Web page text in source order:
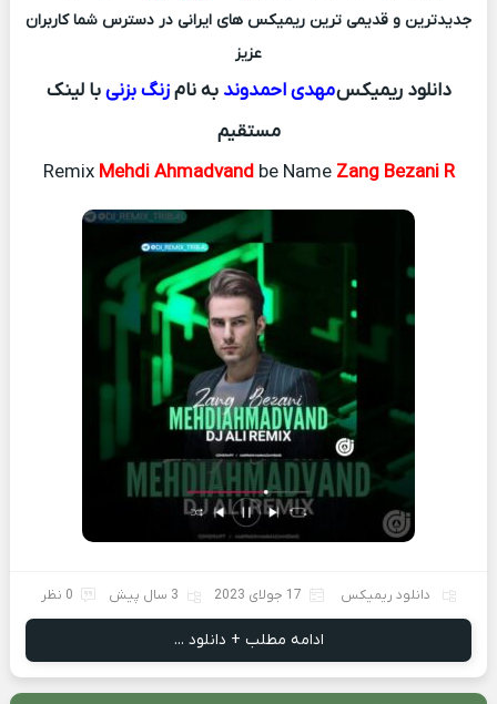
جدیدترین و قدیمی ترین ریمیکس های ایرانی در دسترس شما کاربران
عزیز
دانلود ریمیکسمهدی احمدوند به نامزنگ بزنیبا لینک
مستقیم
Remix Mehdi Ahmadvand be NameZang Bezani R
دانلود ریمیکس 17 جولای 2023 3 سال پیش 0 نظر
ادامه مطلب + دانلود ...